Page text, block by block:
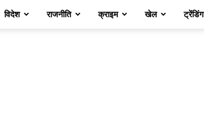
विदेश राजनीति क्राइम खेल ट्रेंडिंग